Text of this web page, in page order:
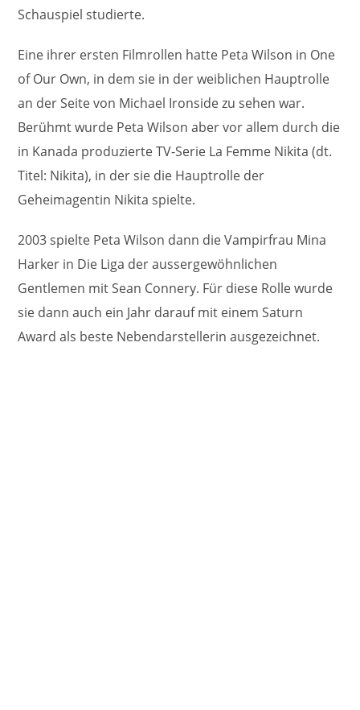
Schauspiel studierte.
Eine ihrer ersten Filmrollen hatte Peta Wilson in One
of Our Own, in dem sie in der weiblichen Hauptrolle
an der Seite von Michael Ironside zu sehen war.
Berühmt wurde Peta Wilson aber vor allem durch die
in Kanada produzierte TV-Serie La Femme Nikita (dt.
Titel: Nikita), in der sie die Hauptrolle der
Geheimagentin Nikita spielte.
2003 spielte Peta Wilson dann die Vampirfrau Mina
Harker in Die Liga der aussergewöhnlichen
Gentlemen mit Sean Connery. Für diese Rolle wurde
sie dann auch ein Jahr darauf mit einem Saturn
Award als beste Nebendarstellerin ausgezeichnet.